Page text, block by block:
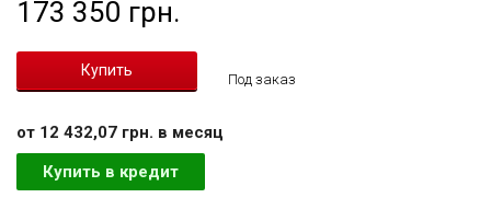
173 350 грн.
Под заказ
от 12 432,07 грн. в месяц
Купить в кредит